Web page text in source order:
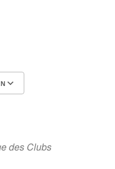
des Clubs